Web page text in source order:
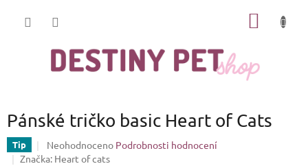
Pánské tričko basic Heart of Cats
Tip
Průměrné
hodnocení
Neohodnoceno Podrobnosti hodnocení
Značka: Heart of cats